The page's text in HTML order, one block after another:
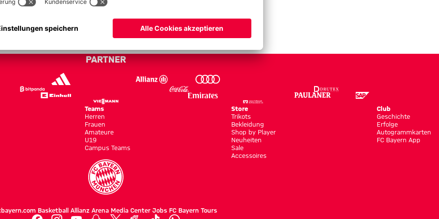
PARTNER
Teams
Herren
Frauen
Amateure
U19
Campus Teams
Store
Trikots
Bekleidung
Shop by Player
Neuheiten
Sale
Accessoires
Club
Geschichte
Erfolge
Autogrammkarten
FC Bayern App
Basketball Allianz Arena Media Center Jobs FC Bayern Tours